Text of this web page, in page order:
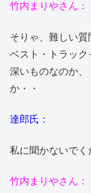
竹内まりやさん：
そりゃ、難しい質
ベスト・トラッ
深いものなのか
か・・
達郎氏：
私に聞かないでく
竹内まりやさん：